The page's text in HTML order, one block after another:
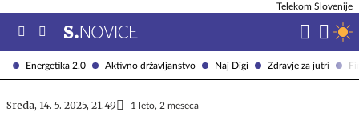
Energetika 2.0 Aktivno državljanstvo Naj Digi Zdravje za jutri
Telekom Slovenije
Sreda, 14. 5. 2025, 21.49 1 leto, 2 meseca